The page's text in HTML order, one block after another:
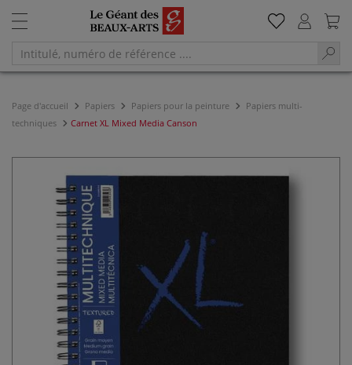
Page d'accueil Papiers Papiers pour la peinture
Papiers multi-
techniques
Carnet XL Mixed Media Canson